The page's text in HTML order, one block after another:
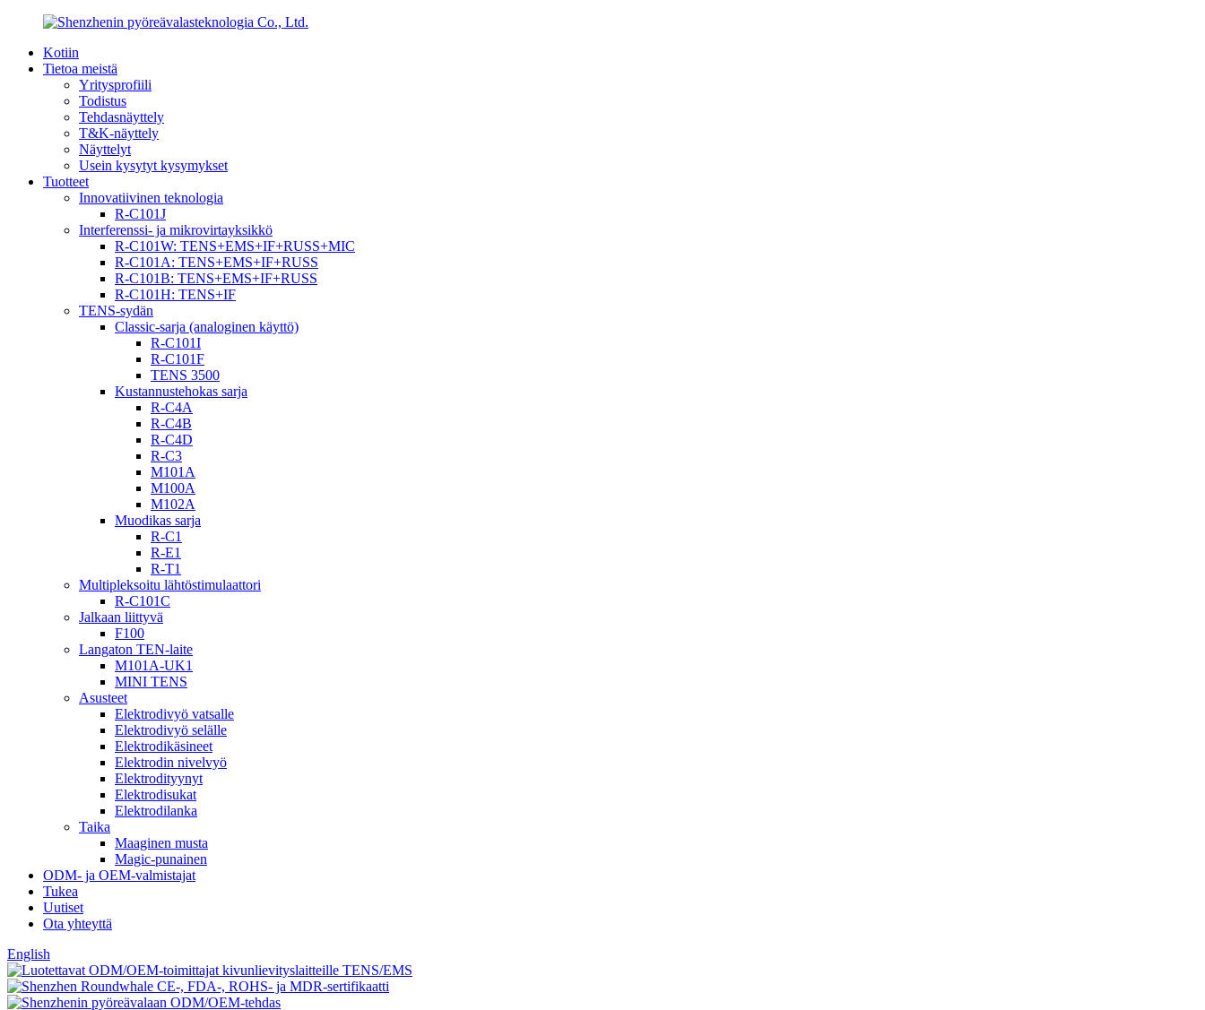
Kotiin
Tietoa meistä
Yritysprofiili
Todistus
Tehdasnäyttely
T&K-näyttely
Näyttelyt
Usein kysytyt kysymykset
Tuotteet
Innovatiivinen teknologia
R-C101J
Interferenssi- ja mikrovirtayksikkö
R-C101W: TENS+EMS+IF+RUSS+MIC
R-C101A: TENS+EMS+IF+RUSS
R-C101B: TENS+EMS+IF+RUSS
R-C101H: TENS+IF
TENS-sydän
Classic-sarja (analoginen käyttö)
R-C101I
R-C101F
TENS 3500
Kustannustehokas sarja
R-C4A
R-C4B
R-C4D
R-C3
M101A
M100A
M102A
Muodikas sarja
R-C1
R-E1
R-T1
Multipleksoitu lähtöstimulaattori
R-C101C
Jalkaan liittyvä
F100
Langaton TEN-laite
M101A-UK1
MINI TENS
Asusteet
Elektrodivyö vatsalle
Elektrodivyö selälle
Elektrodikäsineet
Elektrodin nivelvyö
Elektrodityynyt
Elektrodisukat
Elektrodilanka
Taika
Maaginen musta
Magic-punainen
ODM- ja OEM-valmistajat
Tukea
Uutiset
Ota yhteyttä
English